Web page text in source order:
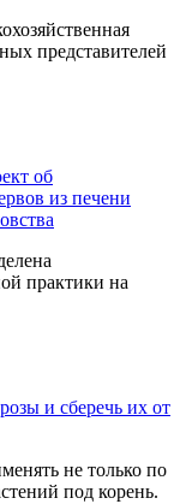
представителей
об
из печени
практики на
и сберечь их от
не только по
под корень.